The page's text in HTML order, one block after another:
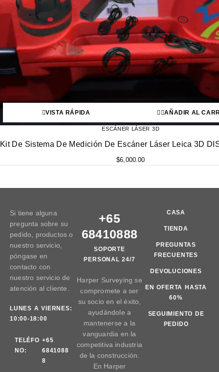
VISTA RÁPIDA AÑADIR AL
ESCÁNER LÁSER 3D
Kit De Sistema De Medición De Escáner Láser Leica 3D
$6,000.00
Si tiene alguna
pregunta sobre su
pedido, productos o
nuestro servicio,
póngase en
contacto con
nuestro servicio de
atención al cliente.
LUNES A VIERNES:
10:00-18:00
TELÉFO
NO:
+65
6841088
8
+65
68410888
SOPORTE
PERSONAL 24/7
Harper Surveying se
compromete a ser
su socio en el éxito,
ayudándole a
mantenerse a la
vanguardia en la
competitiva industria
de la construcción.
En Harper
CASA
TIENDA
PREGUNTAS
FRECUENTES
DEVOLUCIONES
EN OFERTA HASTA
60%
SEGUIMIENTO DE
PEDIDO